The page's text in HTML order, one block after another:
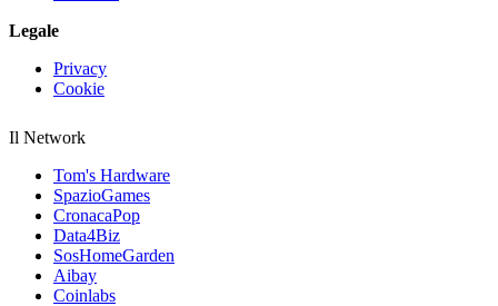
Legale
Privacy
Cookie
Il Network
Tom's Hardware
SpazioGames
CronacaPop
Data4Biz
SosHomeGarden
Aibay
Coinlabs